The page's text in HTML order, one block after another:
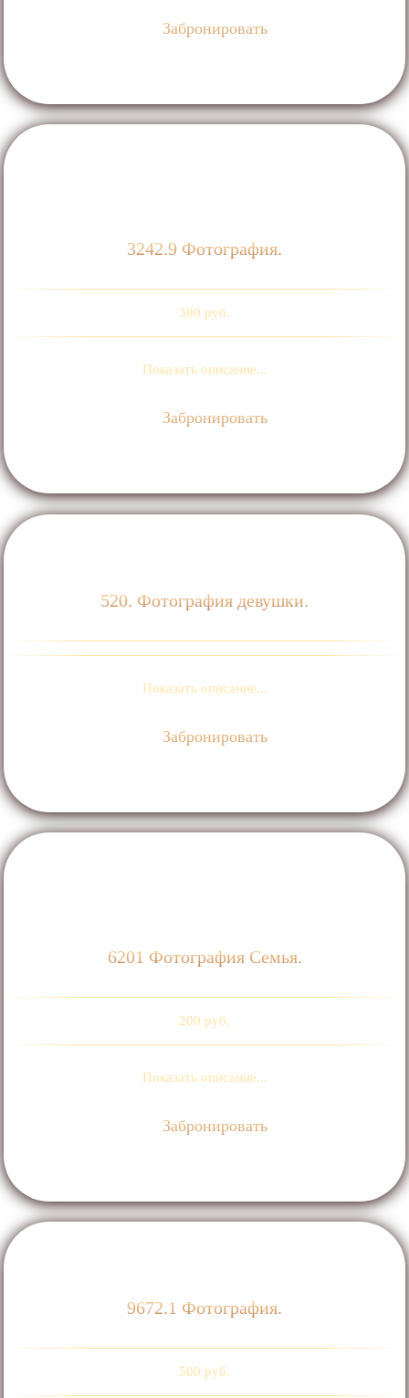
Забронировать
3242.9 Фотография.
300 руб.
Показать описание...
Забронировать
520. Фотография девушки.
Показать описание...
Забронировать
6201 Фотография Семья.
200 руб.
Показать описание...
Забронировать
9672.1 Фотография.
500 руб.